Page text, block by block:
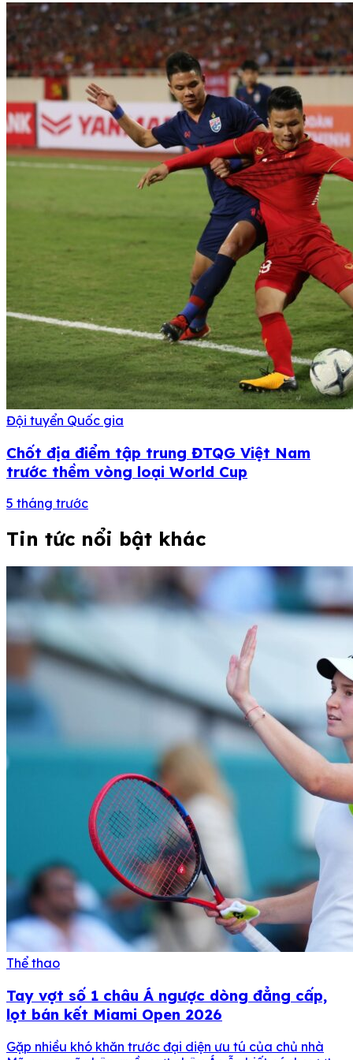
Đội tuyển Quốc gia
Chốt địa điểm tập trung ĐTQG Việt Nam
trước thềm vòng loại World Cup
5 tháng trước
Tin tức nổi bật khác
Thể thao
Tay vợt số 1 châu Á ngược dòng đẳng cấp,
lọt bán kết Miami Open 2026
Gặp nhiều khó khăn trước đại diện ưu tú của chủ nhà